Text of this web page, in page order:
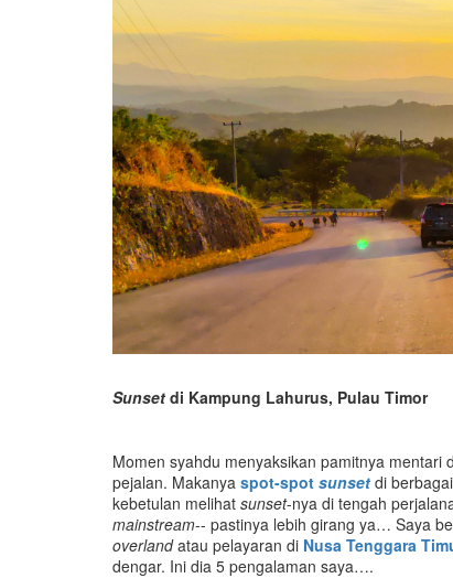
Sunset di Kampung Lahurus, Pulau Timor
Momen syahdu menyaksikan pamitnya
pejalan. Makanya spot-spot sunset di
kebetulan melihat sunset-nya di tengah
mainstream-- pastinya lebih girang ya… Saya
overlandatau pelayaran di Nusa Tenggara
dengar. Ini dia 5 pengalaman saya….